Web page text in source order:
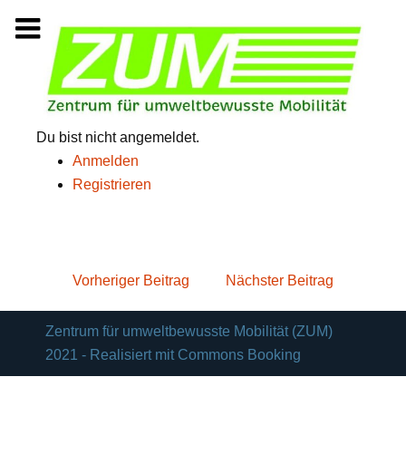
Zum
springen
Du bist nicht angemeldet.
Anmelden
Registrieren
BEITRAGSNAVIGATION
Vorheriger Beitrag Nächster Beitrag
Zentrum für umweltbewusste Mobilität (ZUM)
2021 - Realisiert mit Commons Booking